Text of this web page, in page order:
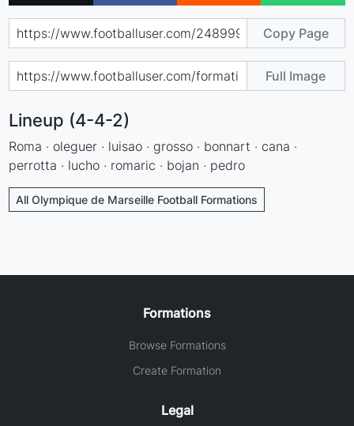
Copy Page
Full Image
Lineup (4-4-2)
Roma · oleguer · luisao · grosso · bonnart · cana ·
perrotta · lucho · romaric · bojan · pedro
All Olympique de Marseille Football Formations
Formations
Browse Formations
Create Formation
Legal